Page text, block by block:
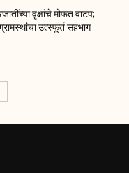
वृक्षांचे मोफत वाटप;
उत्स्फूर्त सहभाग